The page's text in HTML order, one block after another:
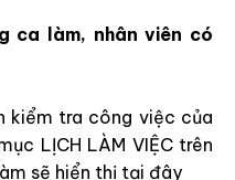
ca làm, nhân viên có
kiểm tra công việc của
LỊCH LÀM VIỆC trên
sẽ hiển thị tại đây